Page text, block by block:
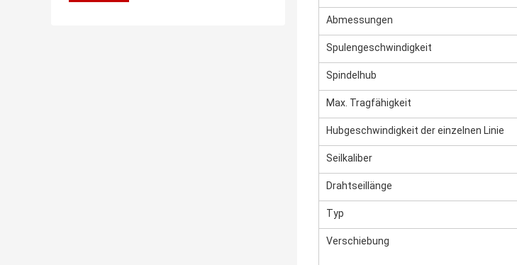
Abmessungen
Spulengeschwindigkeit
Spindelhub
Max. Tragfähigkeit
Hubgeschwindigkeit der einzelnen Linie
Seilkaliber
Drahtseillänge
Typ
Verschiebung